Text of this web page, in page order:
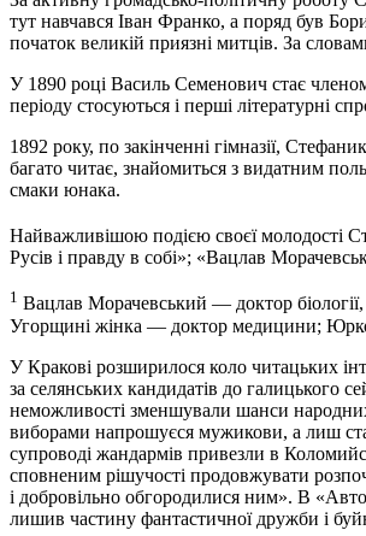
тут навчався Іван Франко, а поряд був
початок великій приязні митців. За
У 1890 році Василь Семенович стає
періоду стосуються і перші літературні
1892 року, по закінченні гімназії,
багато читає, знайомиться з видатним
смаки юнака.
Найважливішою подією своєї молодості
Русів і правду в собі»; «Вацлав
1 Вацлав Морачевський — доктор
Угорщині жінка — доктор медицини;
У Кракові розширилося коло читацьких
за селянських кандидатів до галицького
неможливості зменшували шанси
виборами напрошуєся мужикови, а лиш
супроводі жандармів привезли в
сповненим рішучості продовжувати
і добровільно обгородилися ним». В
лишив частину фантастичної дружби і